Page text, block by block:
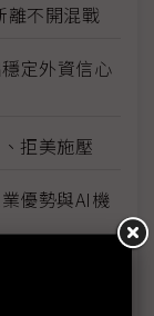
不開混戰
定外資信心
拒美施壓
優勢與AI機